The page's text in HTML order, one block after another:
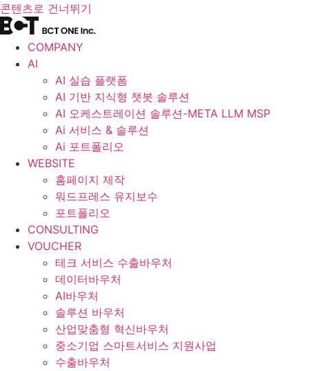
콘텐츠로 건너뛰기
COMPANY
AI
AI 실습 플랫폼
AI 기반 지식형 챗봇 솔루션
AI 오케스트레이션 솔루션-META LLM MSP
Ai 서비스 & 솔루션
Ai 포트폴리오
WEBSITE
홈페이지 제작
워드프레스 유지보수
포트폴리오
CONSULTING
VOUCHER
테크 서비스 수출바우처
데이터바우처
AI바우처
솔루션 바우처
산업맞춤형 혁신바우처
중소기업 스마트서비스 지원사업
수출바우처